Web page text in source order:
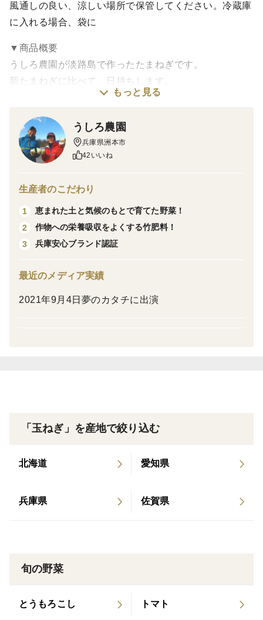
風通しの良い、涼しい場所で保管してください。冷蔵庫
に入れる場合、袋に
▼商品概要
うしろ農園が淡路島で作ったたまねぎです。
新たまねぎに比べて、日持ちします。
加熱すると、より甘みが増します。
▼栽培/生産方法,こだわり
うしろ農園は、竹肥料、海藻肥料、ボカシ肥料などの有
機肥料を時期により使用量を調整することで辛みを抑
竹肥料が栄養吸収を促すため、化学肥料と農薬を県の基
準の半分以下に減らすことが可能に！
カルシウム資材で食味が良くなり、玉締まりも良くなり
ました。
▼味の特徴・食べ方
新たまねぎとはまた違う【甘さ！！】です。
◎中玉に比べて、調理する手間が減ります。
◎作り置きしたい方にオススメ★★
3ｋｇ(約7個）
ます。
1つずつ丁寧に検品して、箱に入れています。
もっと見る
うしろ農園
兵庫県洲本市
42いいね
生産者のこだわり
1
恵まれた土と気候のもとで育てた野菜！
2
作物への栄養吸収をよくする竹肥料！
3
兵庫安心ブランド認証
最近のメディア実績
2021年9月4日夢のカタチに出演
「玉ねぎ」を産地で絞り込む
北海道 愛知県
兵庫県 佐賀県
旬の野菜
とうもろこし トマト